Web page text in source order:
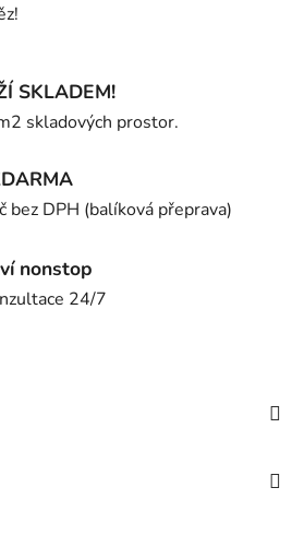
SKLADEM!
skladových prostor.
bez DPH (balíková přeprava)
nonstop
24/7